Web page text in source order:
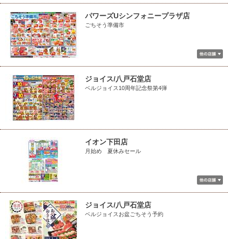
パワーズUシンフォニープラザ店
ごちそう準備市
ジョイス/八戸石堂店
ベルジョイス10周年記念祭第4弾
イオン下田店
月始め 夏休みセール
ジョイス/八戸石堂店
ベルジョイスお盆ごちそう予約